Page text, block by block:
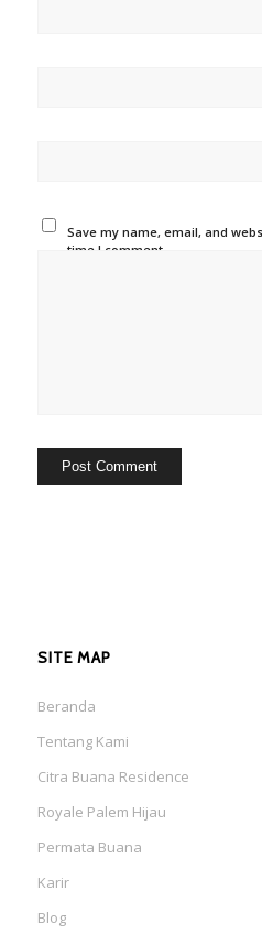
Save my name, email, and
time I comment.
SITE MAP
Beranda
Tentang Kami
Citra Buana Residence
Royale Palem Hijau
Permata Buana
Karir
Blog